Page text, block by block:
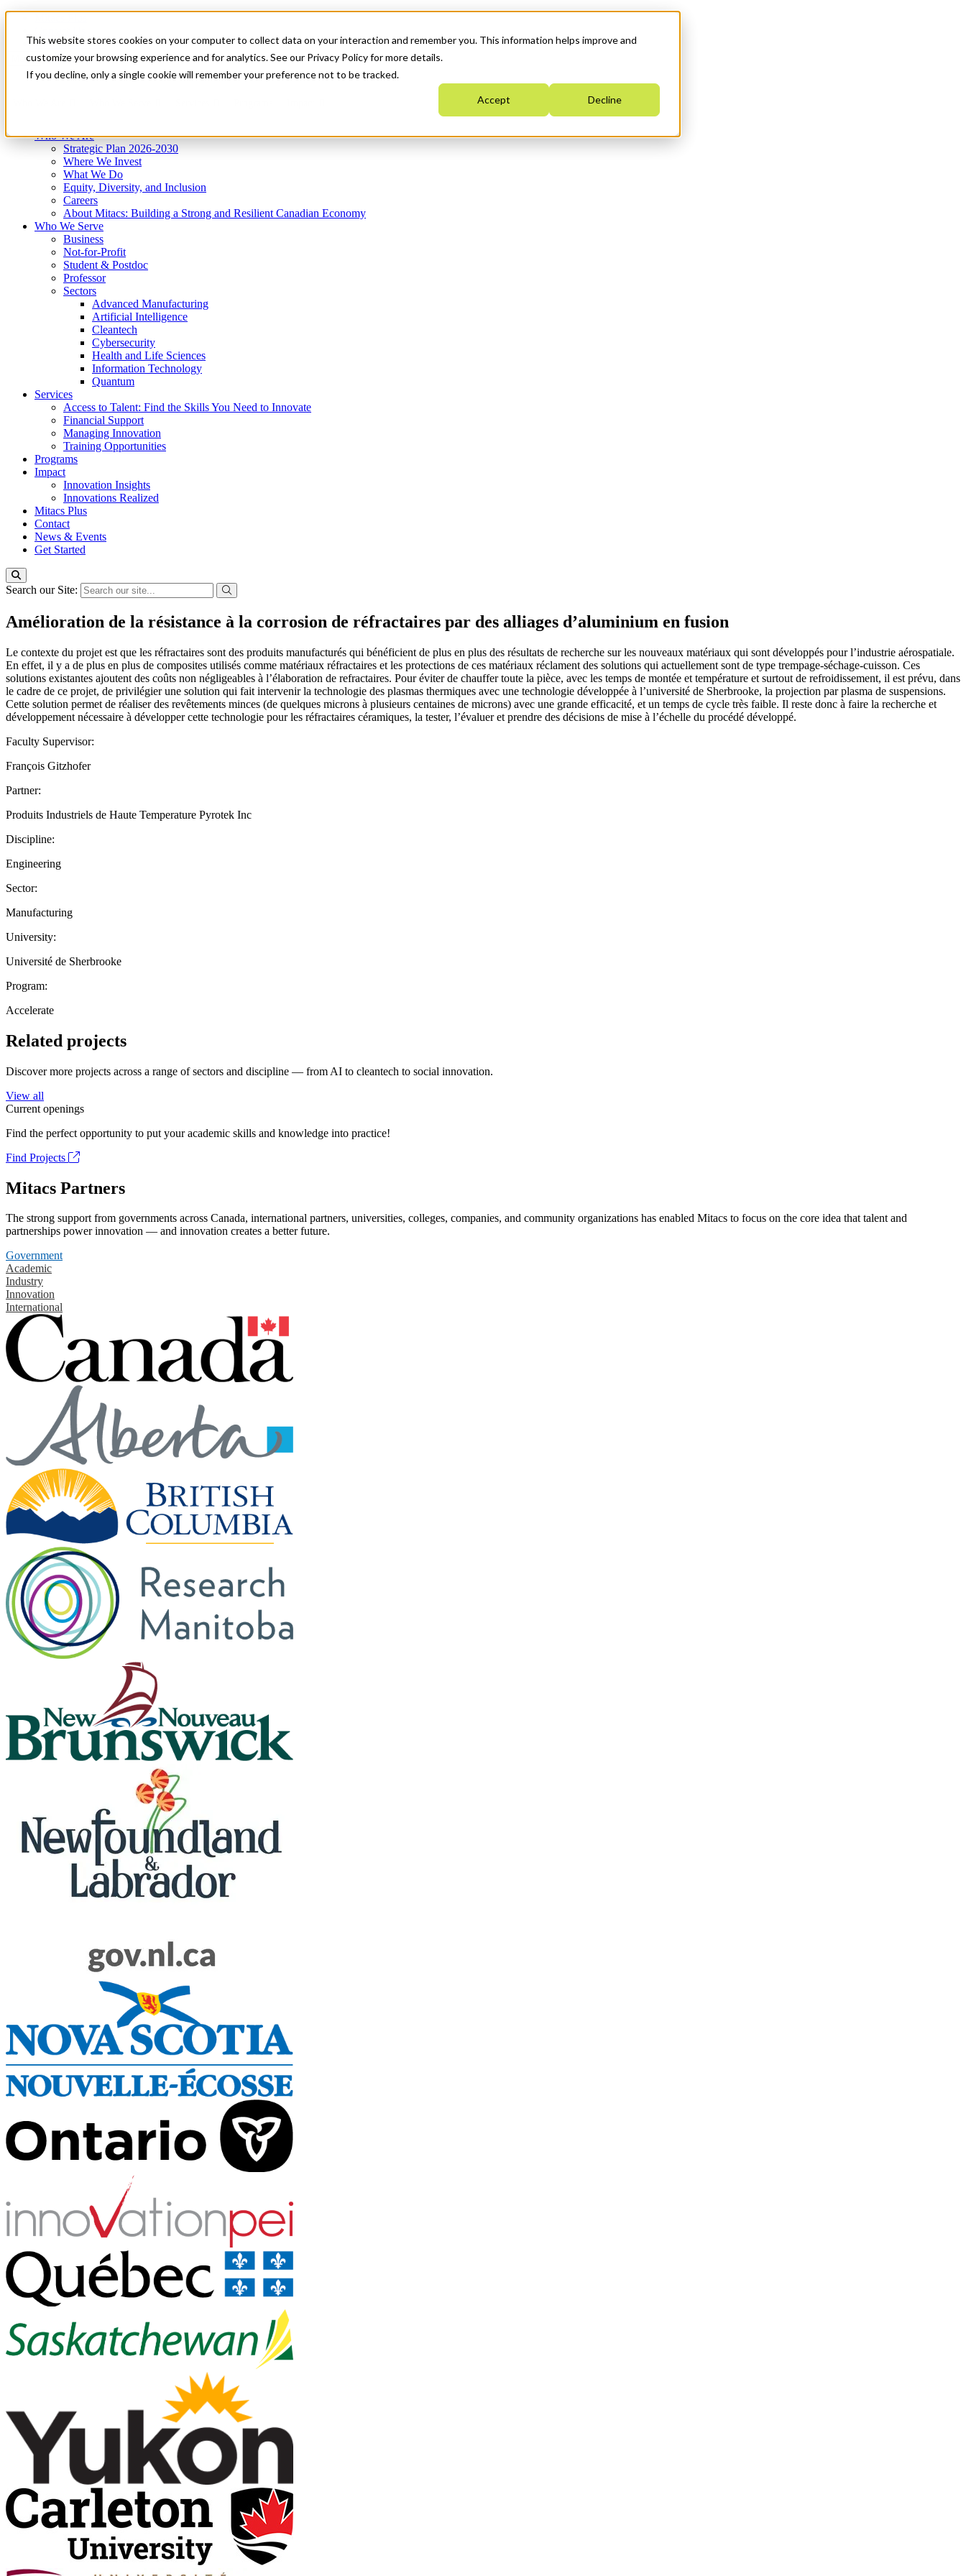
This website stores cookies on your computer to collect data on your interaction and remember you. This information helps improve and
customize your browsing experience and for analytics. See our Privacy Policy for more details.
If you decline, only a single cookie will remember your preference not to be tracked.
Accept Decline
News & Events
Get Started
Menu
Who We Are
Strategic Plan 2026-2030
Where We Invest
What We Do
Equity, Diversity, and Inclusion
Careers
About Mitacs: Building a Strong and Resilient Canadian Economy
Who We Serve
Business
Not-for-Profit
Student & Postdoc
Professor
Sectors
Advanced Manufacturing
Artificial Intelligence
Cleantech
Cybersecurity
Health and Life Sciences
Information Technology
Quantum
Services
Access to Talent: Find the Skills You Need to Innovate
Financial Support
Managing Innovation
Training Opportunities
Programs
Impact
Innovation Insights
Innovations Realized
Mitacs Plus
Contact
News & Events
Get Started
Search our Site:
Amélioration de la résistance à la corrosion de réfractaires par des alliages d’aluminium en fusion
Le contexte du projet est que les réfractaires sont des produits manufacturés qui bénéficient de plus en plus des résultats de recherche sur les nouveaux matériaux qui sont développés pour l’industrie aérospatiale.
En effet, il y a de plus en plus de composites utilisés comme matériaux réfractaires et les protections de ces matériaux réclament des solutions qui actuellement sont de type trempage-séchage-cuisson. Ces
solutions existantes ajoutent des coûts non négligeables à l’élaboration de refractaires. Pour éviter de chauffer toute la pièce, avec les temps de montée et température et surtout de refroidissement, il est prévu, dans
le cadre de ce projet, de privilégier une solution qui fait intervenir la technologie des plasmas thermiques avec une technologie développée à l’université de Sherbrooke, la projection par plasma de suspensions.
Cette solution permet de réaliser des revêtements minces (de quelques microns à plusieurs centaines de microns) avec une grande efficacité, et un temps de cycle très faible. Il reste donc à faire la recherche et
développement nécessaire à développer cette technologie pour les réfractaires céramiques, la tester, l’évaluer et prendre des décisions de mise à l’échelle du procédé développé.
Faculty Supervisor:
François Gitzhofer
Partner:
Produits Industriels de Haute Temperature Pyrotek Inc
Discipline:
Engineering
Sector:
Manufacturing
University:
Université de Sherbrooke
Program:
Accelerate
Related projects
Discover more projects across a range of sectors and discipline — from AI to cleantech to social innovation.
View all
Current openings
Find the perfect opportunity to put your academic skills and knowledge into practice!
Find Projects
Mitacs Partners
The strong support from governments across Canada, international partners, universities, colleges, companies, and community organizations has enabled Mitacs to focus on the core idea that talent and
partnerships power innovation — and innovation creates a better future.
Government
Academic
Industry
Innovation
International